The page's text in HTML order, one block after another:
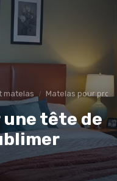
matelas Matelas pour
tête de